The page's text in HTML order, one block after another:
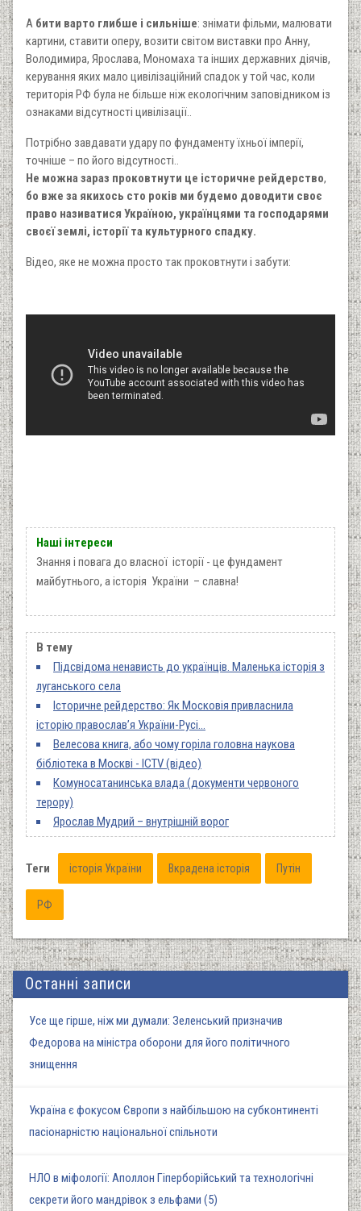
А бити варто глибше і сильніше: знімати фільми, малювати
картини, ставити оперу, возити світом виставки про Анну,
Володимира, Ярослава, Мономаха та інших державних діячів,
керування яких мало цивілізаційний спадок у той час, коли
територія РФ була не більше ніж екологічним заповідником із
ознаками відсутності цивілізації..
Потрібно завдавати удару по фундаменту їхньої імперії,
точніше – по його відсутності..
Не можна зараз проковтнути це історичне рейдерство,
бо вже за якихось сто років ми будемо доводити своє
право називатися Україною, українцями та господарями
своєї землі, історії та культурного спадку.
Відео, яке не можна просто так проковтнути і забути:
Наші інтереси
Знання і повага до власної історії - це фундамент
майбутнього, а історія України – славна!
В тему
Підсвідома ненависть до українців. Маленька історія з
луганського села
Історичне рейдерство: Як Московія привласнила
історію православ’я України-Русі…
Велесова книга, або чому горіла головна наукова
бібліотека в Москві - ICTV (відео)
Комуносатанинська влада (документи червоного
терору)
Ярослав Мудрий – внутрішній ворог
Теги історія України Вкрадена історія Путін
РФ
Останні записи
Усе ще гірше, ніж ми думали: Зеленський призначив
Федорова на міністра оборони для його політичного
знищення
Україна є фокусом Європи з найбільшою на субконтиненті
пасіонарністю національної спільноти
НЛО в міфології: Аполлон Гіперборійський та технологічні
секрети його мандрівок з ельфами (5)